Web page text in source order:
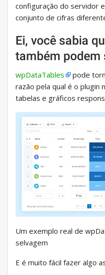
configuração do servidor
conjunto de cifras
Ei, você sabia
também podem
wpDataTables
pode
razão pela qual é o plugin
tabelas e gráficos
Um exemplo real de
selvagem
E é muito fácil fazer algo